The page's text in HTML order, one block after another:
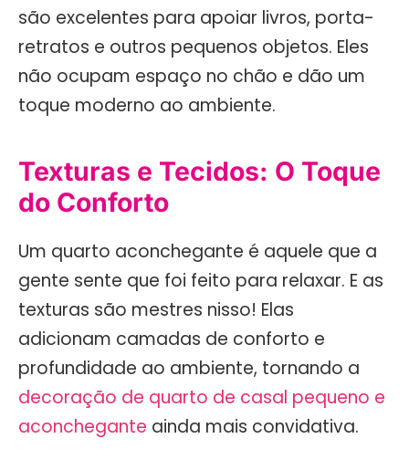
são excelentes para apoiar livros, porta-
retratos e outros pequenos objetos. Eles
não ocupam espaço no chão e dão um
toque moderno ao ambiente.
Texturas e Tecidos: O Toque
do Conforto
Um quarto aconchegante é aquele que a
gente sente que foi feito para relaxar. E as
texturas são mestres nisso! Elas
adicionam camadas de conforto e
profundidade ao ambiente, tornando a
decoração de quarto de casal pequeno e
aconchegante ainda mais convidativa.